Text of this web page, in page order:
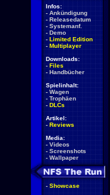
Infos:
- Ankündigung
- Releasedatum
- Systemanf.
- Demo
- Limited Edition
- Multiplayer
Downloads:
- Files
- Handbücher
Spielinhalt:
- Wagen
- Trophäen
- DLCs
Artikel:
- Reviews
Media:
- Videos
- Screenshots
- Wallpaper
- Showcase